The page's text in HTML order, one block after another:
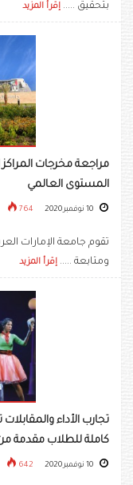
بتحقيق ..... إقرأ المزيد
مراجعة مخرجات
المستوى العالمي
764
تقوم جامعة الإمارات
ومتابعة ..... إقرأ المزيد
تجارب الأداء
كاملة للطلاب مقدمة
642